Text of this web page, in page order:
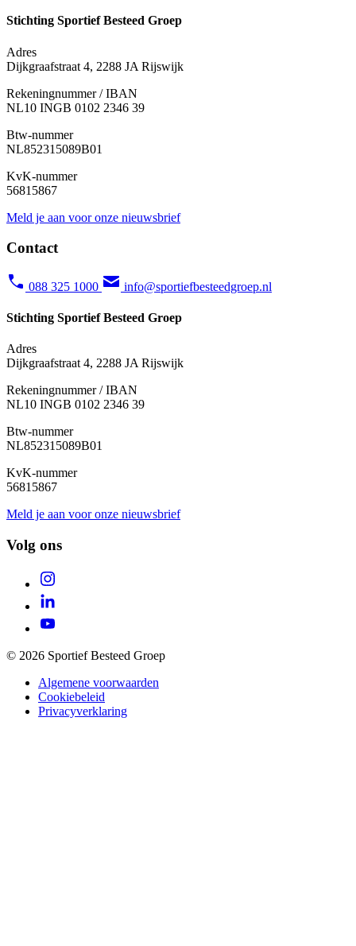
Stichting Sportief Besteed Groep
Adres
Dijkgraafstraat 4, 2288 JA Rijswijk
Rekeningnummer / IBAN
NL10 INGB 0102 2346 39
Btw-nummer
NL852315089B01
KvK-nummer
56815867
Meld je aan voor onze nieuwsbrief
Contact
088 325 1000 info@sportiefbesteedgroep.nl
Stichting Sportief Besteed Groep
Adres
Dijkgraafstraat 4, 2288 JA Rijswijk
Rekeningnummer / IBAN
NL10 INGB 0102 2346 39
Btw-nummer
NL852315089B01
KvK-nummer
56815867
Meld je aan voor onze nieuwsbrief
Volg ons
© 2026 Sportief Besteed Groep
Algemene voorwaarden
Cookiebeleid
Privacyverklaring